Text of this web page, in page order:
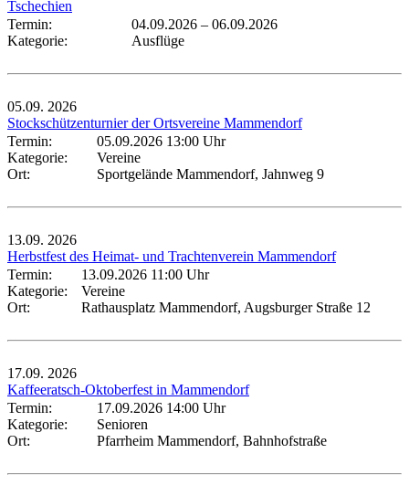
Tschechien
Termin:
04.09.2026 – 06.09.2026
Kategorie:
Ausflüge
05.09. 2026
Stockschützenturnier der Ortsvereine Mammendorf
Termin:
05.09.2026 13:00 Uhr
Kategorie:
Vereine
Ort:
Sportgelände Mammendorf, Jahnweg 9
13.09. 2026
Herbstfest des Heimat- und Trachtenverein Mammendorf
Termin:
13.09.2026 11:00 Uhr
Kategorie:
Vereine
Ort:
Rathausplatz Mammendorf, Augsburger Straße 12
17.09. 2026
Kaffeeratsch-Oktoberfest in Mammendorf
Termin:
17.09.2026 14:00 Uhr
Kategorie:
Senioren
Ort:
Pfarrheim Mammendorf, Bahnhofstraße